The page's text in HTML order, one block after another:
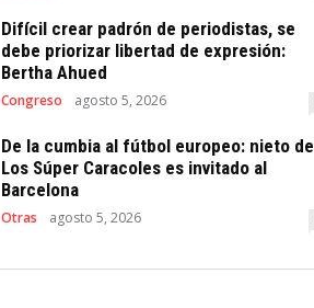
Difícil crear padrón de periodistas, se
debe priorizar libertad de expresión:
Bertha Ahued
Congreso agosto 5, 2026
De la cumbia al fútbol europeo: nieto de
Los Súper Caracoles es invitado al
Barcelona
Otras agosto 5, 2026